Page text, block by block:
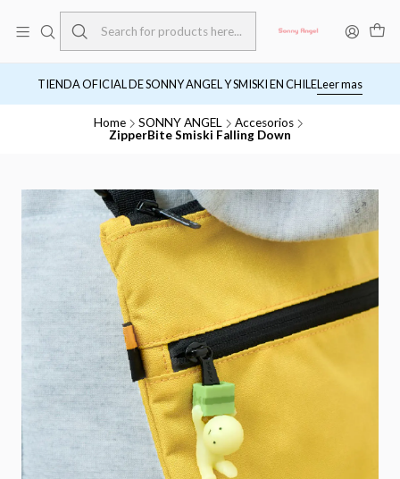
TIENDA OFICIAL DE SONNY ANGEL Y SMISKI EN CHILELeer mas
Home SONNY ANGEL
Accesorios
ZipperBite Smiski Falling Down